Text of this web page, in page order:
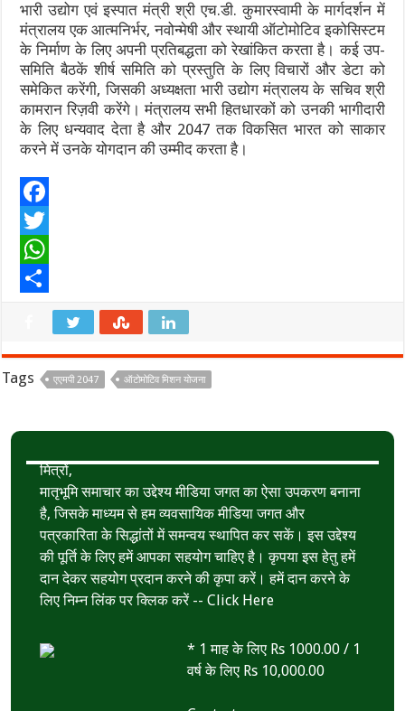
भारी उद्योग एवं इस्पात मंत्री श्री एच.डी. कुमारस्वामी के मार्गदर्शन में
मंत्रालय एक आत्मनिर्भर, नवोन्मेषी और स्थायी ऑटोमोटिव इकोसिस्टम
के निर्माण के लिए अपनी प्रतिबद्धता को रेखांकित करता है। कई उप-
समिति बैठकें शीर्ष समिति को प्रस्तुति के लिए विचारों और डेटा को
समेकित करेंगी, जिसकी अध्यक्षता भारी उद्योग मंत्रालय के सचिव श्री
कामरान रिज़वी करेंगे। मंत्रालय सभी हितधारकों को उनकी भागीदारी
के लिए धन्यवाद देता है और 2047 तक विकसित भारत को साकार
करने में उनके योगदान की उम्मीद करता है।
F
a
c
T
w
W
Tags एएमपी 2047 ऑटोमोटिव मिशन योजना
मित्रों,
मातृभूमि समाचार का उद्देश्य मीडिया जगत का ऐसा उपकरण बनाना
है, जिसके माध्यम से हम व्यवसायिक मीडिया जगत और
पत्रकारिता के सिद्धांतों में समन्वय स्थापित कर सकें। इस उद्देश्य
की पूर्ति के लिए हमें आपका सहयोग चाहिए है। कृपया इस हेतु हमें
दान देकर सहयोग प्रदान करने की कृपा करें। हमें दान करने के
लिए निम्न लिंक पर क्लिक करें --Click Here
* 1 माह के लिए Rs 1000.00 / 1
वर्ष के लिए Rs 10,000.00